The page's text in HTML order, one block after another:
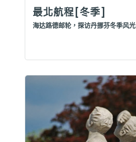
最北航程[冬季]
海达路德邮轮，探访丹挪芬冬季风光